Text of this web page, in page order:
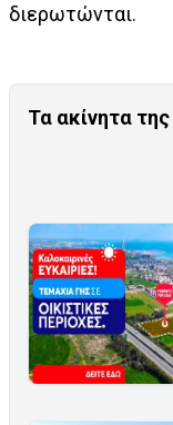
διερωτώνται.
Τα ακίνητα